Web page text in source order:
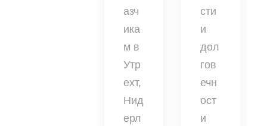
азч
ика
м в
Утр
ехт,
Нид
ерл
сти
и
дол
гов
ечн
ост
и